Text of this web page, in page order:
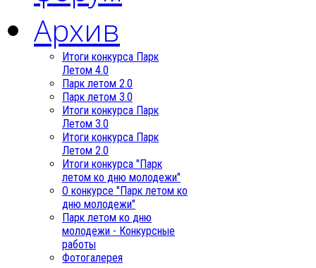
Архив
Итоги конкурса Парк
Летом 4.0
Парк летом 2.0
Парк летом 3.0
Итоги конкурса Парк
Летом 3.0
Итоги конкурса Парк
Летом 2.0
Итоги конкурса "Парк
летом ко дню молодежи"
О конкурсе "Парк летом ко
дню молодежи"
Парк летом ко дню
молодежи - Конкурсные
работы
Фотогалерея